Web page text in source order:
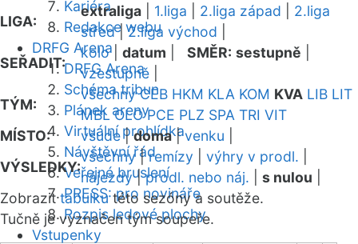
Kariéra
Redakce webu
DRFG Arena
DRFG Arena
Schéma tribun
Plánek areny
Virtuální prohlídka
Návštěvní řád
Veřejné bruslení
PRESS: pro novináře
Rozpis ledové plochy
Vstupenky
LIGA:
extraliga 1.liga 2.liga západ
2.liga
střed|2.liga východ
SEŘADIT:
kolo| datum SMĚR: sestupně
vzestupně
TÝM:
všechny CEB HKM KLA KOM KVA LIB LIT
MBL OLO PCE PLZ SPA TRI VIT
MÍSTO:
všude|doma|venku
VÝSLEDKY:
všechny|remízy výhry v prodl.
nájezdy|prodl. nebo náj. s nulou
Zobrazittabulkutéto sezóny a soutěže.
Tučně je vyznačen tým soupeře.